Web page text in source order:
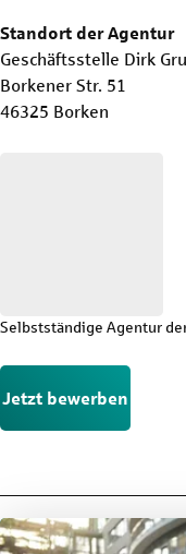
Standort der Agentur
Geschäftsstelle Dirk
Borkener Str. 51
46325 Borken
Selbstständige Agentur
Jetzt bewerben